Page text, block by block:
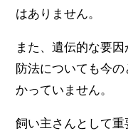
はありません。
また、遺伝的な要
防法についても今
かっていません。
飼い主さんとして